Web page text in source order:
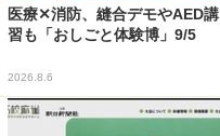
医療✕消防、縫合デモやAED講
習も「おしごと体験博」9/5
2026.8.6